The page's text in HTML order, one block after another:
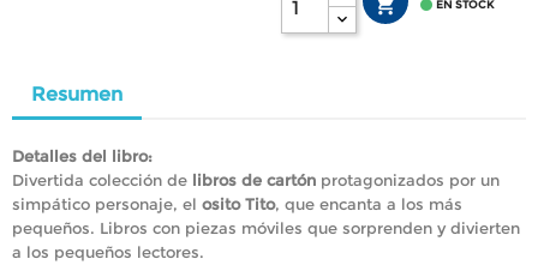
  EN STOCK
Resumen
Detalles del libro:
Divertida colección de libros de cartón protagonizados por un
simpático personaje, el osito Tito, que encanta a los más
pequeños. Libros con piezas móviles que sorprenden y divierten
a los pequeños lectores.